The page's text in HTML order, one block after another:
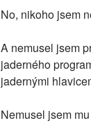
No, nikoho jsem
A nemusel jsem
jaderného
jadernými
Nemusel jsem